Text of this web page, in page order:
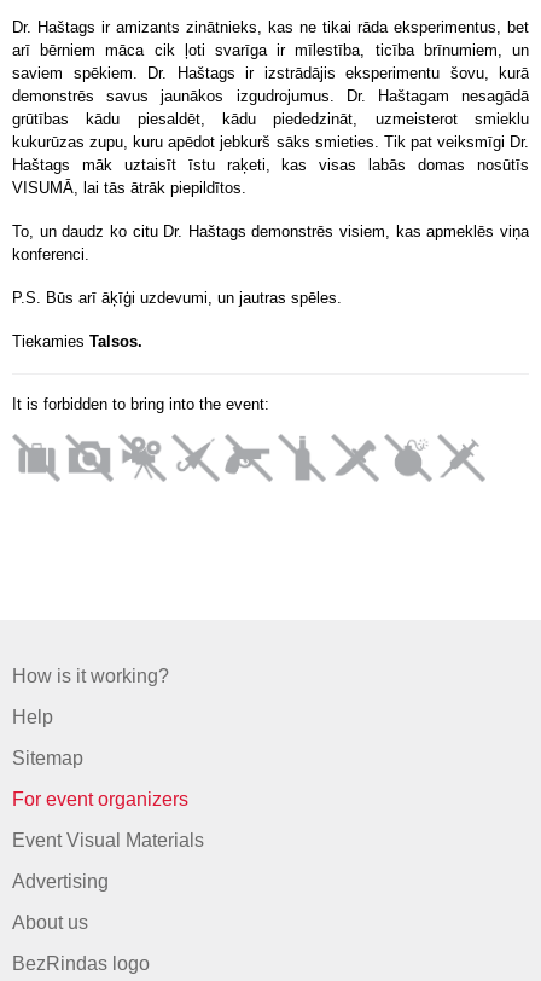
Dr. Haštags ir amizants zinātnieks, kas ne tikai rāda eksperimentus, bet
arī bērniem māca cik ļoti svarīga ir mīlestība, ticība brīnumiem, un
saviem spēkiem. Dr. Haštags ir izstrādājis eksperimentu šovu, kurā
demonstrēs savus jaunākos izgudrojumus. Dr. Haštagam nesagādā
grūtības kādu piesaldēt, kādu piededzināt, uzmeisterot smieklu
kukurūzas zupu, kuru apēdot jebkurš sāks smieties. Tik pat veiksmīgi Dr.
Haštags māk uztaisīt īstu raķeti, kas visas labās domas nosūtīs
VISUMĀ, lai tās ātrāk piepildītos.
To, un daudz ko citu Dr. Haštags demonstrēs visiem, kas apmeklēs viņa
konferenci.
P.S. Būs arī āķīģi uzdevumi, un jautras spēles.
Tiekamies Talsos.
It is forbidden to bring into the event:
How is it working?
Help
Sitemap
For event organizers
Event Visual Materials
Advertising
About us
BezRindas logo